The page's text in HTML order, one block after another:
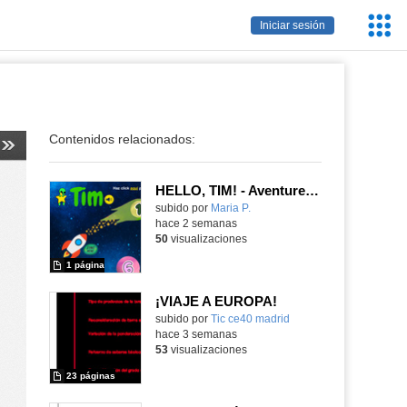
Iniciar sesión
Contenidos relacionados:
HELLO, TIM! - Aventureros digitales
Contenido educativo.
subido por Maria P.
1 página
hace 2 semanas
50visualizaciones
¡VIAJE A EUROPA!
subido por Tic ce40 madrid
23 páginas
hace 3 semanas
53visualizaciones